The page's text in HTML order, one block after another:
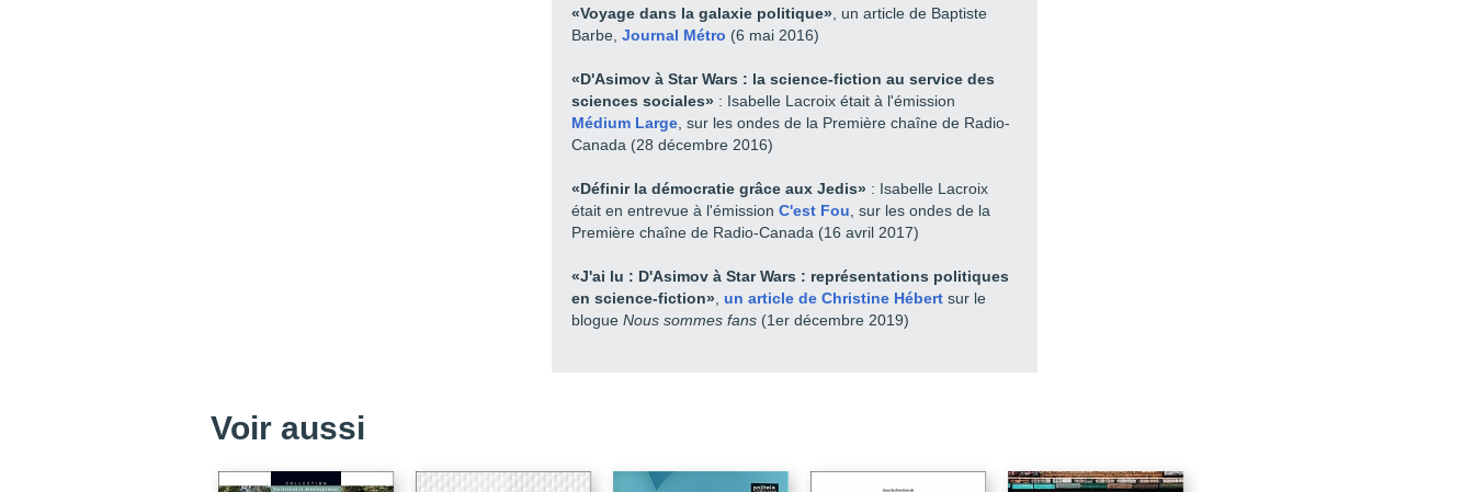
Chapitre 5 / Star Trek versus Stargate : quel individu pour quelle
collectivité
et les dynamiques politiques américaines dans Battlestar Galactica
Partie 3 / Les enjeux identitaires, sécuritaires et éthiques
Chapitre 7 / L’évolution des superhéros dans les Comic books
américains : La représentation de la diversité et de la féminité au XXIe
Chapitre 8 / Mobilité, vie algorithmique et société de surveillance dans
Person of Interest : la traque du National Security State cyberspatial
développement de la robotique
Bibliographie
«Voyage dans la galaxie politique» , un article de Baptiste
Barbe, Journal Métro (6 mai 2016)
«D'Asimov à Star Wars : la science-fiction au service des
sciences sociales» : Isabelle Lacroix était à l'émission
Médium Large , sur les ondes de la Première chaîne de Radio-
Canada (28 décembre 2016)
«Définir la démocratie grâce aux Jedis» : Isabelle Lacroix
était en entrevue à l'émission C'est Fou , sur les ondes de la
Première chaîne de Radio-Canada (16 avril 2017)
«J'ai lu : D'Asimov à Star Wars : représentations politiques
en science-fiction» un article de Christine Hébert sur le
blogue Nous sommes fans (1er décembre 2019)
Voir aussi